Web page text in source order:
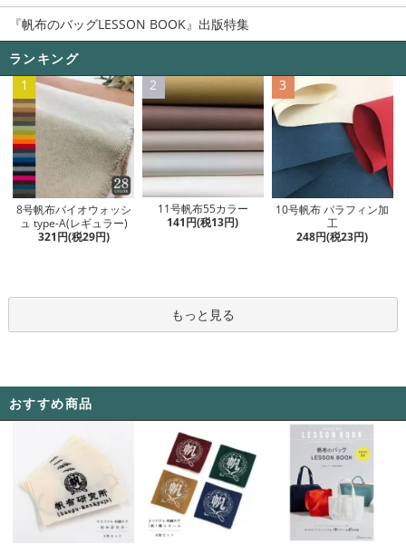
『帆布のバッグLESSON BOOK』出版特集
ランキング
1
8号帆布バイオウォッシ
ュ type-A(レギュラー)
321円(税29円)
2
11号帆布55カラー
141円(税13円)
3
10号帆布 パラフィン加
工
248円(税23円)
もっと見る
おすすめ商品